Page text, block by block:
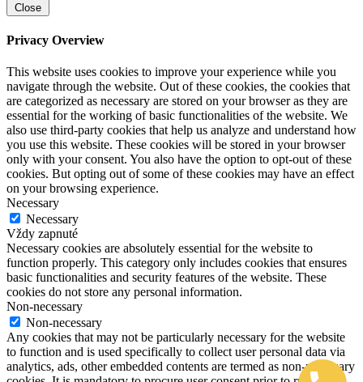
Close
Privacy Overview
This website uses cookies to improve your experience while you
navigate through the website. Out of these cookies, the cookies that
are categorized as necessary are stored on your browser as they are
essential for the working of basic functionalities of the website. We
also use third-party cookies that help us analyze and understand how
you use this website. These cookies will be stored in your browser
only with your consent. You also have the option to opt-out of these
cookies. But opting out of some of these cookies may have an effect
on your browsing experience.
Necessary
Necessary
Vždy zapnuté
Necessary cookies are absolutely essential for the website to
function properly. This category only includes cookies that ensures
basic functionalities and security features of the website. These
cookies do not store any personal information.
Non-necessary
Non-necessary
Any cookies that may not be particularly necessary for the website
to function and is used specifically to collect user personal data via
analytics, ads, other embedded contents are termed as non-necessary